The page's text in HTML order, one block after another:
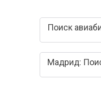
Поиск
Мадрид: